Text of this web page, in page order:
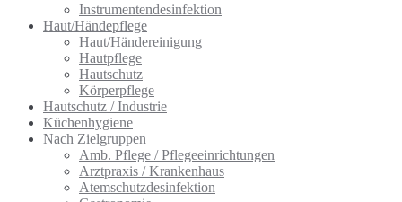
Instrumentendesinfektion
Haut/Händepflege
Haut/Händereinigung
Hautpflege
Hautschutz
Körperpflege
Hautschutz / Industrie
Küchenhygiene
Nach Zielgruppen
Amb. Pflege / Pflegeeinrichtungen
Arztpraxis / Krankenhaus
Atemschutzdesinfektion